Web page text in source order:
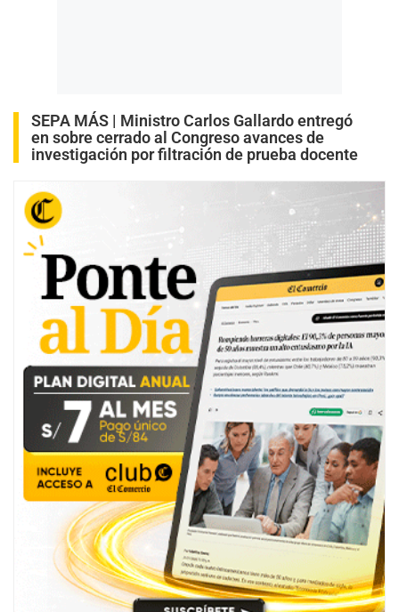
SEPA MÁS | Ministro Carlos Gallardo entregó
en sobre cerrado al Congreso avances de
investigación por filtración de prueba docente